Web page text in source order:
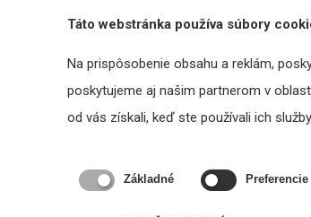
vertikálna ústredňa pre HSP
VYŽIADAŤ
Táto webstránka používa súbory
Na prispôsobenie obsahu a reklám,
poskytujeme aj našim partnerom v
od vás získali, keď ste používali ich
Základné Preferencie